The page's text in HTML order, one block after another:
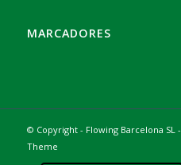
MARCADORES
© Copyright - Flowing Barcelona SL -
Theme